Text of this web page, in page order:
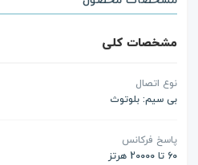
مشخصات کلی
نوع اتصال
بی سیم: بلوتوث
پاسخ فرکانس
60 تا 20000 هرتز